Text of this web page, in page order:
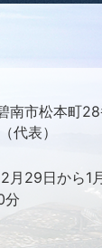
南市松本町
代表）
月29日から1
分